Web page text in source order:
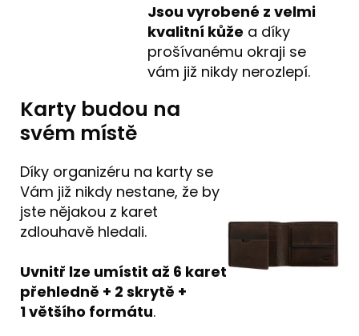
Jsou vyrobené z velmi
kvalitní kůže a díky
prošívanému okraji se
vám již nikdy nerozlepí.
Karty budou na
svém místě
Díky organizéru na karty se
Vám již nikdy nestane, že by
jste nějakou z karet
zdlouhavě hledali.
Uvnitř lze umístit až 6 karet
přehledně + 2 skrytě +
1 většího formátu.